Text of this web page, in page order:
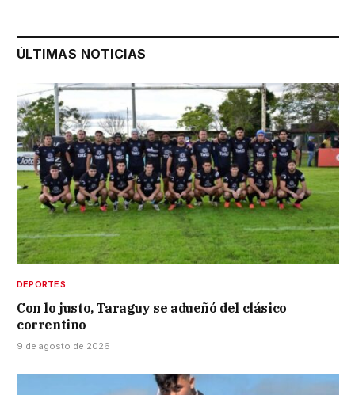
ÚLTIMAS NOTICIAS
DEPORTES
Con lo justo, Taraguy se adueñó del clásico
correntino
9 de agosto de 2026